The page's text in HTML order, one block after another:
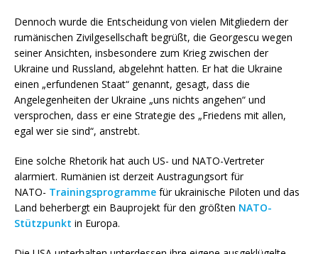
Dennoch wurde die Entscheidung von vielen Mitgliedern der
rumänischen Zivilgesellschaft begrüßt, die Georgescu wegen
seiner Ansichten, insbesondere zum Krieg zwischen der
Ukraine und Russland, abgelehnt hatten. Er hat die Ukraine
einen „erfundenen Staat“ genannt, gesagt, dass die
Angelegenheiten der Ukraine „uns nichts angehen“ und
versprochen, dass er eine Strategie des „Friedens mit allen,
egal wer sie sind“, anstrebt.
Eine solche Rhetorik hat auch US- und NATO-Vertreter
alarmiert. Rumänien ist derzeit Austragungsort für
NATO- Trainingsprogramme für ukrainische Piloten und das
Land beherbergt ein Bauprojekt für den größten NATO-
Stützpunkt in Europa.